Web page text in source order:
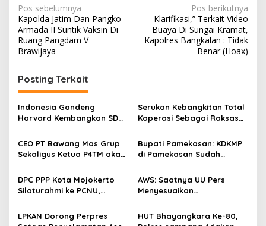
N
a
v
i
g
a
s
i
p
o
s
Pos sebelumnya
Kapolda Jatim Dan Pangko
Armada II Suntik Vaksin Di
Ruang Pangdam V
Brawijaya
Pos berikutnya
Klarifikasi,” Terkait Video
Buaya Di Sungai Kramat,
Kapolres Bangkalan : Tidak
Benar (Hoax)
Posting Terkait
Indonesia Gandeng
Harvard Kembangkan SDM
Dunia
Serukan Kebangkitan Total
Koperasi Sebagai Raksasa
79
CEO PT Bawang Mas Grup
Sekaligus Ketua P4TM akan
Tembakau di Madura
Bupati Pamekasan: KDKMP
di Pamekasan Sudah
Selesai Akhir Juli 2026
DPC PPP Kota Mojokerto
Silaturahmi ke PCNU,
Masyarakat
AWS: Saatnya UU Pers
Menyesuaikan
Digital dan AI
LPKAN Dorong Perpres
HUT Bhayangkara Ke-80,